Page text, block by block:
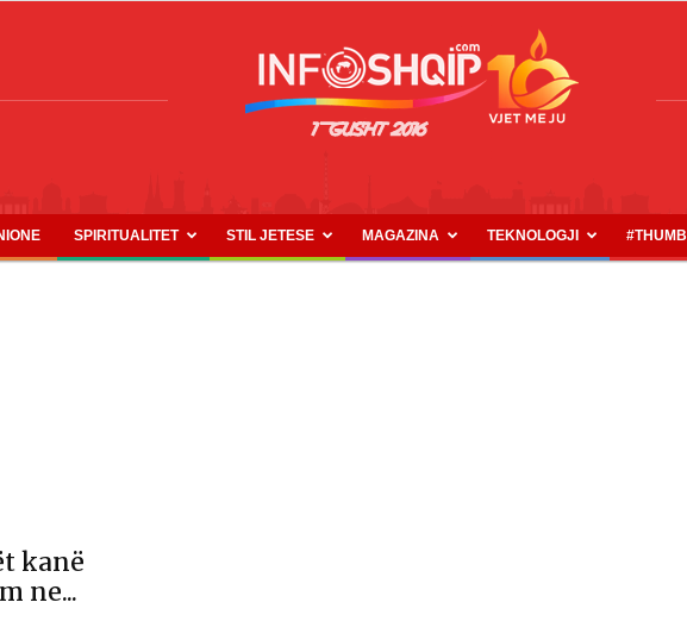
INFOSHQIP.COM
SPIRITUALITET STIL JETESE MAGAZINA TEKNOLOGJI #THUMB
kanë
ne...